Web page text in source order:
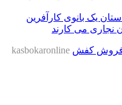
یک بانوی کارآفرین
نجاری می کارند
فروش کفش kasbokaronline